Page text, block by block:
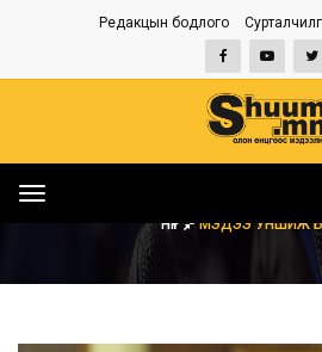
Редакцын бодлого
Toggle
НҮҮР МЭДЭЭ УНШИЖ